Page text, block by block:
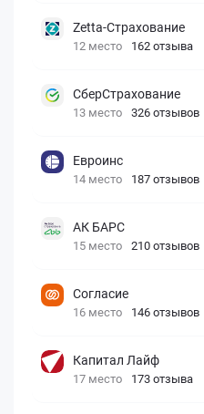
Zetta-Страхование
12 место 162 отзыва
СберСтрахование
13 место 326 отзывов
Евроинс
14 место 187 отзывов
АК БАРС
15 место 210 отзывов
Согласие
16 место 146 отзывов
Капитал Лайф
17 место 173 отзыва